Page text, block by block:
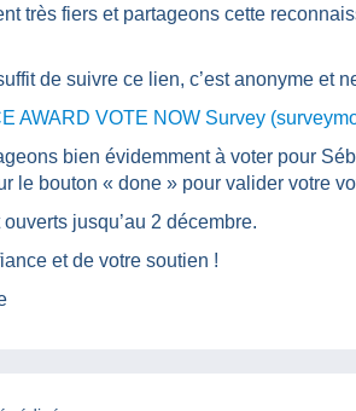
très fiers et partageons cette
de suivre ce lien, c’est anonyme et
AWARD VOTE NOW Survey
bien évidemment à voter pour
le bouton « done » pour valider votre
jusqu’au 2 décembre.
et de votre soutien !